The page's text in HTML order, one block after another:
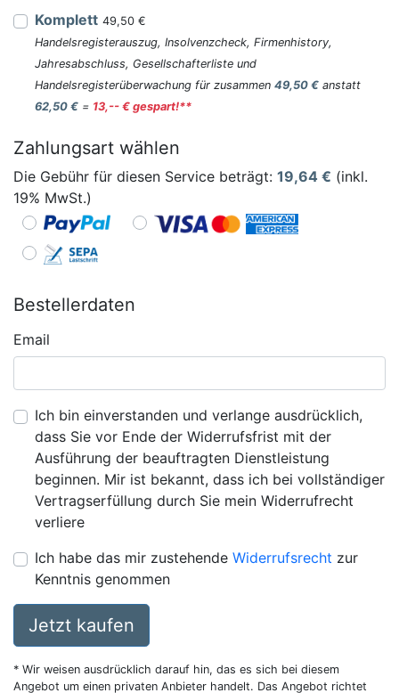
Komplett 49,50 €
Handelsregisterauszug, Insolvenzcheck, Firmenhistory,
Jahresabschluss, Gesellschafterliste und
Handelsregisterüberwachung für zusammen 49,50 € anstatt
62,50 € = 13,-- € gespart!**
Zahlungsart wählen
Die Gebühr für diesen Service beträgt: 19,64 € (inkl.
19% MwSt.)
Bestellerdaten
Email
Ich bin einverstanden und verlange ausdrücklich,
dass Sie vor Ende der Widerrufsfrist mit der
Ausführung der beauftragten Dienstleistung
beginnen. Mir ist bekannt, dass ich bei vollständiger
Vertragserfüllung durch Sie mein Widerrufrecht
verliere
Ich habe das mir zustehende Widerrufsrecht zur
Kenntnis genommen
Jetzt kaufen
* Wir weisen ausdrücklich darauf hin, das es sich bei diesem
Angebot um einen privaten Anbieter handelt. Das Angebot richtet